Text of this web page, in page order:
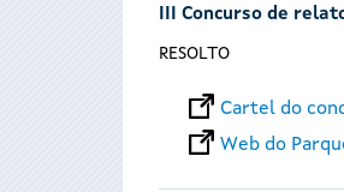
III Concurso de
RESOLTO
Cartel do
Web do